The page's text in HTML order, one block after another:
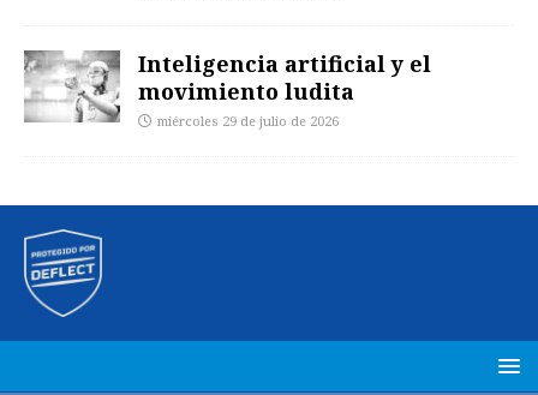
Inteligencia artificial y el
movimiento ludita
miércoles 29 de julio de 2026